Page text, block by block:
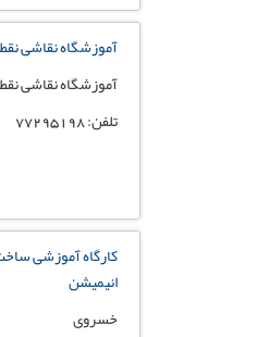
آموزشگاه نقاشی
آموزشگاه نقاشی
تلفن: 77295198
کارگاه آموزشی
انیمیشن
خسروی